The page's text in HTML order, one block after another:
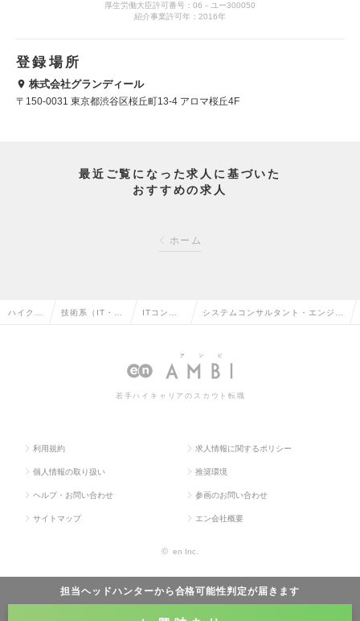
厚生労働大臣許可番号：06－ユー300050
紹介事業許可年：2016年
登録場所
株式会社グランディール
〒150-0031 東京都渋谷区桜丘町13-4 アロマ桜丘4F
最近ご覧になった求人に基づいた
おすすめの求人
ホーム
担当ヘッドハンターから合格可能性判定が届きます
ハイクラ 技術系（IT・W ITコンサ
の転職
システムコンサルタント・エンジニ
求人情報
若手ハイキャリアのスカウト転職
利用規約 求人情報に関するポリシー
個人情報の取り扱い 推奨環境
ヘルプ・お問い合わせ 参画のお問い合わせ
サイトマップ エン会社概要
© en Inc.